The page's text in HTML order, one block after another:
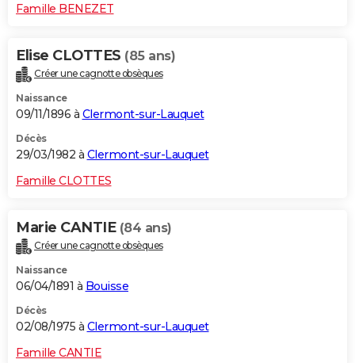
Famille BENEZET
Elise CLOTTES (85 ans)
Créer une cagnotte obsèques
Naissance
09/11/1896 à Clermont-sur-Lauquet
Décès
29/03/1982 à Clermont-sur-Lauquet
Famille CLOTTES
Marie CANTIE (84 ans)
Créer une cagnotte obsèques
Naissance
06/04/1891 à Bouisse
Décès
02/08/1975 à Clermont-sur-Lauquet
Famille CANTIE